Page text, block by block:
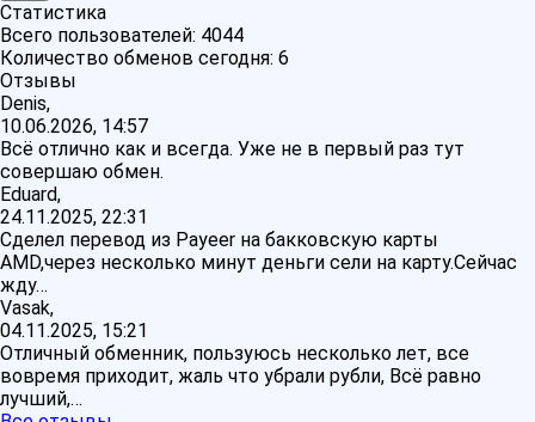
Статистика
Всего пользователей: 4044
Количество обменов сегодня: 6
Отзывы
Denis,
10.06.2026, 14:57
Всё отлично как и всегда. Уже не в первый раз тут
совершаю обмен.
Eduard,
24.11.2025, 22:31
Сделел перевод из Payeer на бакковскую карты
AMD,через несколько минут деньги сели на карту.Сейчас
жду…
Vasak,
04.11.2025, 15:21
Отличный обменник, пользуюсь несколько лет, все
вовремя приходит, жаль что убрали рубли, Всё равно
лучший,…